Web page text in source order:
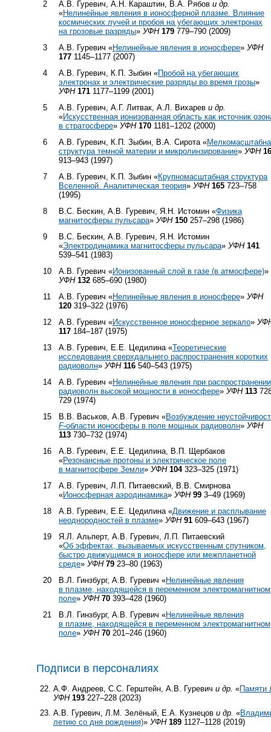
2
А.В. Гуревич, А.Н. Караштин, В.А. Рябов и др.
«Нелинейные явления в ионосферной плазме. Влияние
космических лучей и пробоя на убегающих электронах
на грозовые разряды» УФН 179 779–790 (2009)
3
А.В. Гуревич «Нелинейные явления в ионосфере» УФН
177 1145–1177 (2007)
4
А.В. Гуревич, К.П. Зыбин «Пробой на убегающих
электронах и электрические разряды во время грозы»
УФН 171 1177–1199 (2001)
5
А.В. Гуревич, А.Г. Литвак, А.Л. Вихарев и др.
«Искусственная ионизованная область как источник
в стратосфере» УФН 170 1181–1202 (2000)
6
А.В. Гуревич, К.П. Зыбин, В.А. Сирота «
структура темной материи и микролинзирование» УФН
913–943 (1997)
7
А.В. Гуревич, К.П. Зыбин «Крупномасштабная структура
Вселенной. Аналитическая теория» УФН 165 723–758
(1995)
8
В.С. Бескин, А.В. Гуревич, Я.Н. Истомин «Физика
магнитосферы пульсара» УФН 150 257–298 (1986)
9
В.С. Бескин, А.В. Гуревич, Я.Н. Истомин
«Электродинамика магнитосферы пульсара» УФН 141
539–541 (1983)
10
А.В. Гуревич «Ионизованный слой в газе (в атмосфере)»
УФН 132 685–690 (1980)
11
А.В. Гуревич «Нелинейные явления в ионосфере» УФН
120 319–322 (1976)
12
А.В. Гуревич «Искусственное ионосферное зеркало»
117 184–187 (1975)
13
А.В. Гуревич, Е.Е. Цедилина «Теоретические
исследования сверхдальнего распространения коротких
радиоволн» УФН 116 540–543 (1975)
14
А.В. Гуревич «Нелинейные явления при распространении
радиоволн высокой мощности в ионосфере» УФН 113
729 (1974)
15
В.В. Васьков, А.В. Гуревич «Возбуждение
F-области ионосферы в поле мощных радиоволн» УФН
113 730–732 (1974)
16
А.В. Гуревич, Е.Е. Цедилина, В.П. Щербаков
«Резонансные протоны и электрическое поле
в магнитосфере Земли» УФН 104323–325 (1971)
17
А.В. Гуревич, Л.П. Питаевский, В.В. Смирнова
«Ионосферная аэродинамика» УФН 99 3–49 (1969)
18
А.В. Гуревич, Е.Е. Цедилина «Движение и расплывание
неоднородностей в плазме» УФН 91 609–643 (1967)
19
Я.Л. Альперт, А.В. Гуревич, Л.П. Питаевский
«Об эффектах, вызываемых искусственным спутником,
быстро движущимся в ионосфере или межпланетной
среде» УФН 79 23–80 (1963)
20
В.Л. Гинзбург, А.В. Гуревич «Нелинейные явления
в плазме, находящейся в переменном электромагнитном
поле» УФН 70 393–428 (1960)
21
В.Л. Гинзбург, А.В. Гуревич «Нелинейные явления
в плазме, находящейся в переменном электромагнитном
поле» УФН 70 201–246 (1960)
Подписи в персоналиях
А.Ф. Андреев, С.С. Герштейн, А.В. Гуревичи др. «Памяти
УФН 193 227–228 (2023)
А.В. Гуревич, Л.М. Зелёный, Е.А. Кузнецови др. «
летию со дня рождения)»УФН 189 1127–1128 (2019)